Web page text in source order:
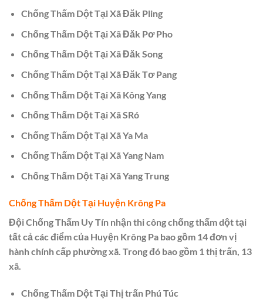
Chống Thấm Dột Tại Xã Đăk Pling
Chống Thấm Dột Tại Xã Đăk Pơ Pho
Chống Thấm Dột Tại Xã Đăk Song
Chống Thấm Dột Tại Xã Đăk Tơ Pang
Chống Thấm Dột Tại Xã Kông Yang
Chống Thấm Dột Tại Xã SRó
Chống Thấm Dột Tại Xã Ya Ma
Chống Thấm Dột Tại Xã Yang Nam
Chống Thấm Dột Tại Xã Yang Trung
Chống Thấm Dột Tại Huyện Krông Pa
Đội Chống Thấm Uy Tín nhận thi công chống thấm dột tại
tất cả các điểm của Huyện Krông Pa bao gồm 14 đơn vị
hành chính cấp phường xã. Trong đó bao gồm 1 thị trấn, 13
xã.
Chống Thấm Dột Tại Thị trấn Phú Túc